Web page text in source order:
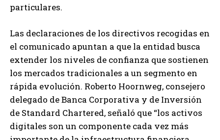
particulares.
Las declaraciones de los directivos recogidas en
el comunicado apuntan a que la entidad busca
extender los niveles de confianza que sostienen
los mercados tradicionales a un segmento en
rápida evolución. Roberto Hoornweg, consejero
delegado de Banca Corporativa y de Inversión
de Standard Chartered, señaló que “los activos
digitales son un componente cada vez más